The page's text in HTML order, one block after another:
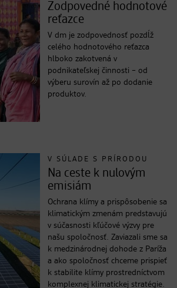
Zodpovedné hodnotové
reťazce
V dm je zodpovednosť pozdĺž
celého hodnotového reťazca
hlboko zakotvená v
podnikateľskej činnosti – od
výberu surovín až po dodanie
produktov.
V SÚLADE S PRÍRODOU
Na ceste k nulovým
emisiám
Ochrana klímy a prispôsobenie sa
klimatickým zmenám predstavujú
v súčasnosti kľúčové výzvy pre
našu spoločnosť. Zaviazali sme sa
k medzinárodnej dohode z Paríža
a ako spoločnosť chceme prispieť
k stabilite klímy prostredníctvom
komplexnej klimatickej stratégie.